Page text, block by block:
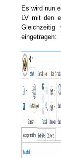
Es wird nun
LV mit den
eingetragen: